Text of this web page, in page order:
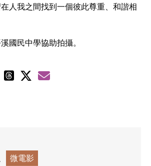
人我之間找到一個彼此尊重、和諧相
國民中學協助拍攝。
微電影